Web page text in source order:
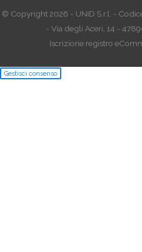
© Copyright 2026 - UNID S.r.l. -
- Via degli Aceri, 14 -
Iscrizione registro
Gestisci consenso